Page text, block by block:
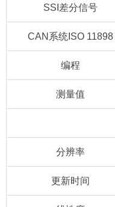
SSI差分信号
CAN系统ISO 11898
编程
测量值
分辨率
更新时间